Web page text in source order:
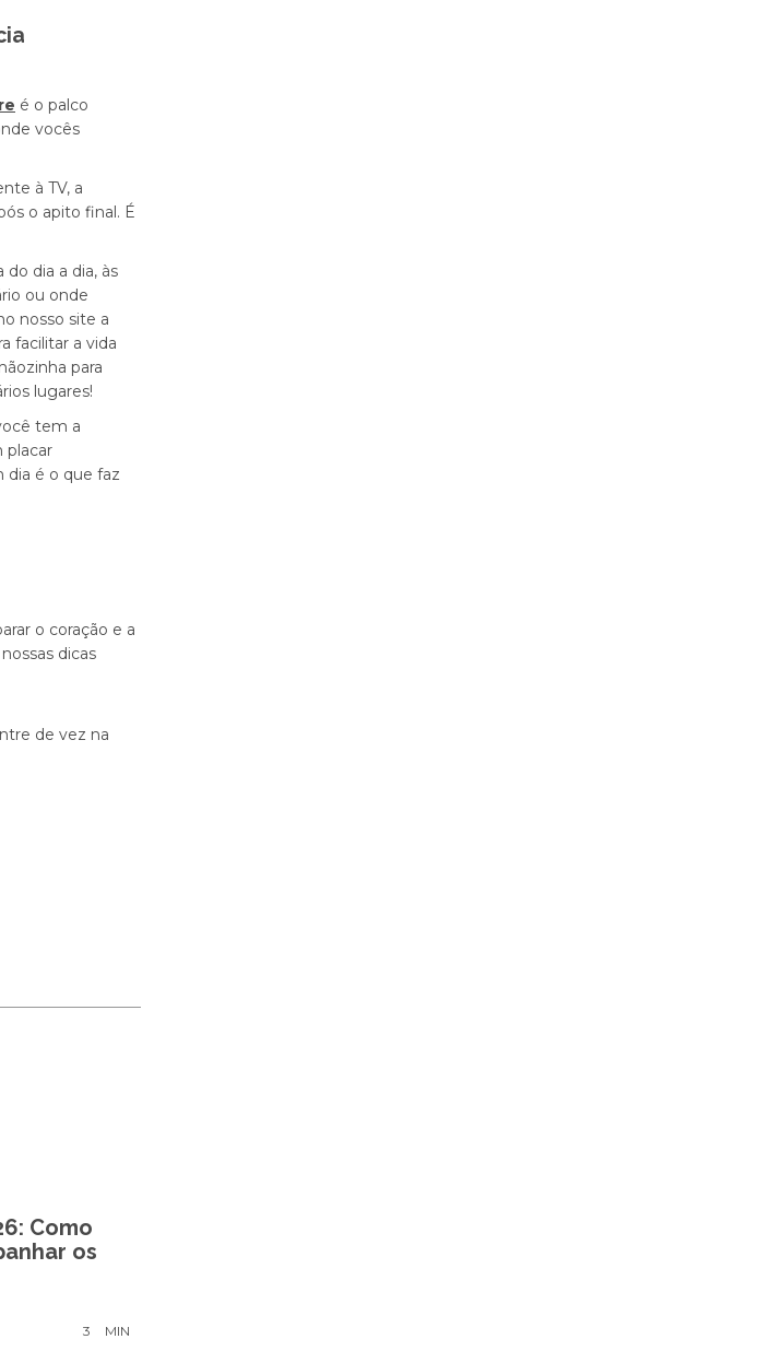
é o palco
vocês
à TV, a
o apito final. É
do dia a dia, às
ou onde
nosso site a
facilitar a vida
para
lugares!
tem a
placar
dia é o que faz
o coração e a
dicas
de vez na
Como
os
3 MIN